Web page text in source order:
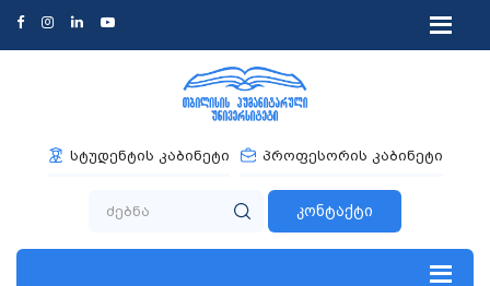
სტუდენტის კაბინეტი პროფესორის კაბინეტი
კონტაქტი